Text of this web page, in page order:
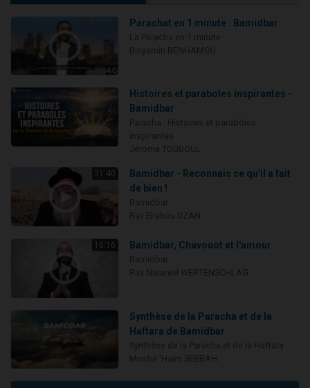
Parachat en 1 minute : Bamidbar
Histoires et paraboles inspirantes -
Bamidbar
31:40
Bamidbar - Reconnais ce qu'il a fait
de bien !
16:16 Bamidbar, Chavouot et l'amour
Synthèse de la Paracha et de la
Haftara de Bamidbar